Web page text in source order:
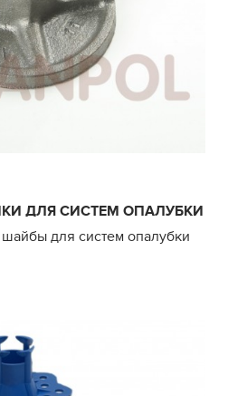
ДЛЯ СИСТЕМ ОПАЛУБКИ
для систем опалубки